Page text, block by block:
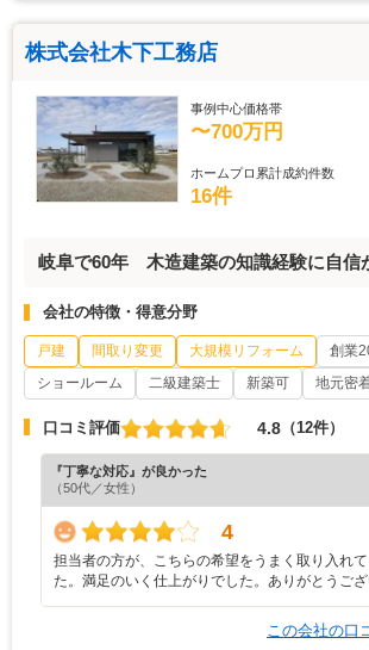
株式会社木下工務店
事例中心価格帯
〜700万円
ホームプロ累計成約件数
16件
岐阜で60年 木造建築の知識経験に自信
会社の特徴・得意分野
戸建 間取り変更 大規模リフォーム
創業
ショールーム
二級建築士 新築可 地元密
口コミ評価 4.8 （12件）
『丁寧な対応』が良かった
（50代／女性）
4
担当者の方が、こちらの希望をうまく取り入れ
た。満足のいく仕上がりでした。ありがとうござ
この会社の口